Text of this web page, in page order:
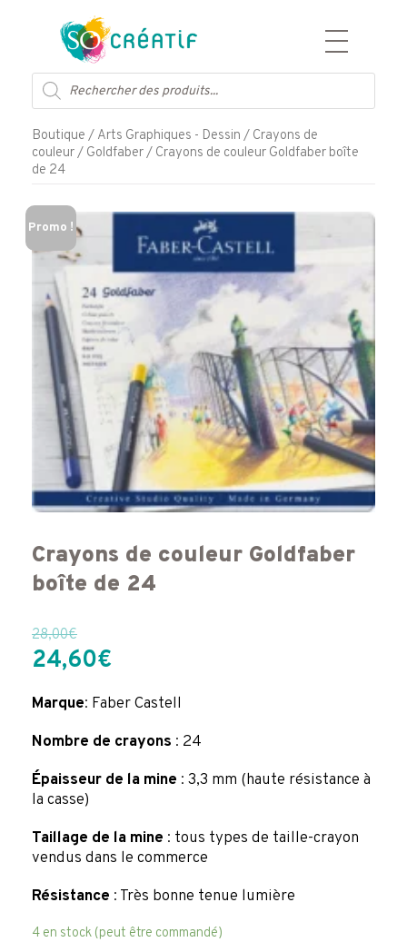
contenu
Boutique / Arts Graphiques - Dessin / Crayons de
couleur/ Goldfaber/ Crayons de couleur Goldfaber boîte
de 24
Recherche
de
produits
Promo !
Crayons de couleur Goldfaber
boîte de 24
28,00€
Le
initial
28,00€.
24,60€
actuel
24,60€.
Marque: Faber Castell
Nombre de crayons : 24
Épaisseur de la mine : 3,3 mm (haute résistance à
la casse)
Taillage de la mine : tous types de taille-crayon
vendus dans le commerce
Résistance : Très bonne tenue lumière
4 en stock (peut être commandé)